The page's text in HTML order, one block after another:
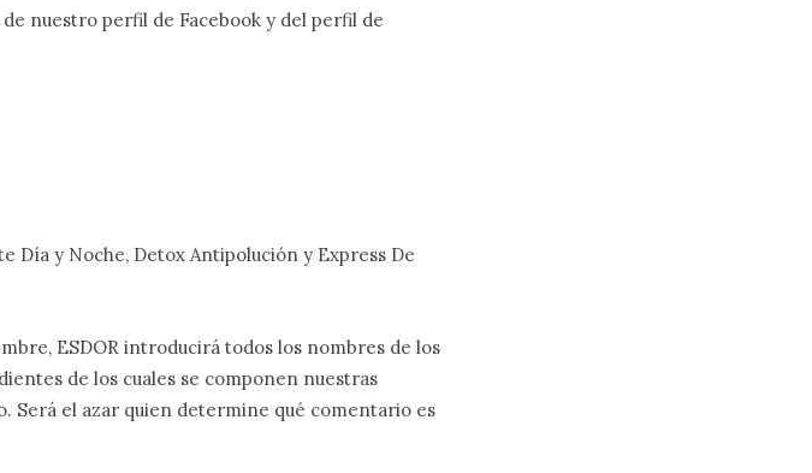
nuestro perfil de Facebook y del perfil de
Día y Noche, Detox Antipolución y Express De
ESDOR introducirá todos los nombres de los
de los cuales se componen nuestras
Será el azar quien determine qué comentario es